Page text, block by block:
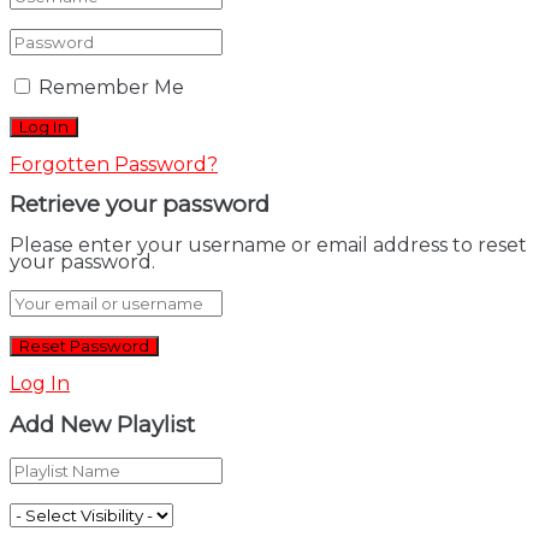
Remember Me
Forgotten Password?
Retrieve your password
Please enter your username or email address to reset
your password.
Log In
Add New Playlist